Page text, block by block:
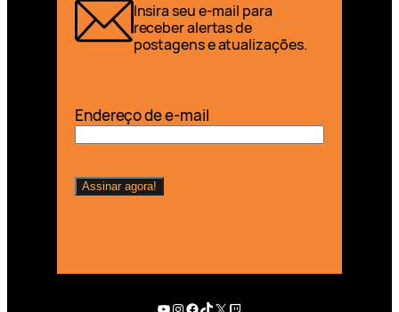
Insira seu e-mail para
receber alertas de
postagens e atualizações.
Endereço de e-mail
Youtube
Instagram
Facebook
TikTok
X Twitch